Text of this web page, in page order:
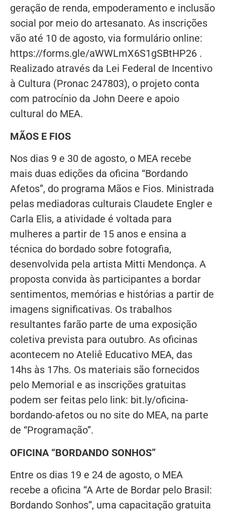
geração de renda, empoderamento e inclusão
social por meio do artesanato. As inscrições
vão até 10 de agosto, via formulário online:
https://forms.gle/aWWLmX6S1gSBtHP26 .
Realizado através da Lei Federal de Incentivo
à Cultura (Pronac 247803), o projeto conta
com patrocínio da John Deere e apoio
cultural do MEA.
MÃOS E FIOS
Nos dias 9 e 30 de agosto, o MEA recebe
mais duas edições da oficina “Bordando
Afetos”, do programa Mãos e Fios. Ministrada
pelas mediadoras culturais Claudete Engler e
Carla Elis, a atividade é voltada para
mulheres a partir de 15 anos e ensina a
técnica do bordado sobre fotografia,
desenvolvida pela artista Mitti Mendonça. A
proposta convida às participantes a bordar
sentimentos, memórias e histórias a partir de
imagens significativas. Os trabalhos
resultantes farão parte de uma exposição
coletiva prevista para outubro. As oficinas
acontecem no Ateliê Educativo MEA, das
14hs às 17hs. Os materiais são fornecidos
pelo Memorial e as inscrições gratuitas
podem ser feitas pelo link: bit.ly/oficina-
bordando-afetos ou no site do MEA, na parte
de “Programação”.
OFICINA “BORDANDO SONHOS”
Entre os dias 19 e 24 de agosto, o MEA
recebe a oficina “A Arte de Bordar pelo Brasil:
Bordando Sonhos”, uma capacitação gratuita